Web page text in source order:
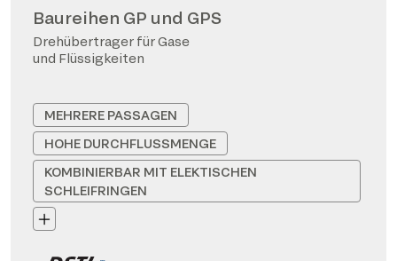
Baureihen GP und GPS
Drehübertrager für Gase
und Flüssigkeiten
MEHRERE PASSAGEN
HOHE DURCHFLUSSMENGE
KOMBINIERBAR MIT ELEKTISCHEN
SCHLEIFRINGEN